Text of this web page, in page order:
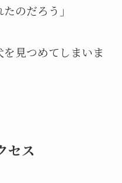
のだろう」
見つめてしまいま
セス